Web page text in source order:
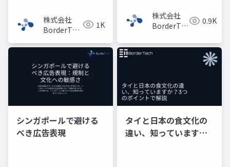
株式会社
BorderTech（ボ
ク）
1K
株式会社
BorderTech（ボ
ク）
0.9K
シンガポールで避ける
べき広告表現
タイと日本の食文化の
違い、知っています